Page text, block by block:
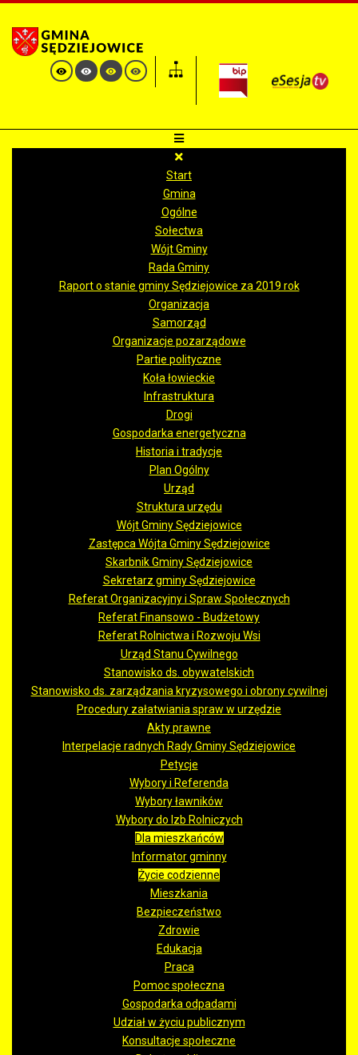
Start
Gmina
Ogólne
Sołectwa
Wójt Gminy
Rada Gminy
Raport o stanie gminy Sędziejowice za 2019 rok
Organizacja
Samorząd
Organizacje pozarządowe
Partie polityczne
Koła łowieckie
Infrastruktura
Drogi
Gospodarka energetyczna
Historia i tradycje
Plan Ogólny
Urząd
Struktura urzędu
Wójt Gminy Sędziejowice
Zastępca Wójta Gminy Sędziejowice
Skarbnik Gminy Sędziejowice
Sekretarz gminy Sędziejowice
Referat Organizacyjny i Spraw Społecznych
Referat Finansowo - Budżetowy
Referat Rolnictwa i Rozwoju Wsi
Urząd Stanu Cywilnego
Stanowisko ds. obywatelskich
Stanowisko ds. zarządzania kryzysowego i obrony cywilnej
Procedury załatwiania spraw w urzędzie
Akty prawne
Interpelacje radnych Rady Gminy Sędziejowice
Petycje
Wybory i Referenda
Wybory ławników
Wybory do Izb Rolniczych
Dla mieszkańców
Informator gminny
Życie codzienne
Mieszkania
Bezpieczeństwo
Zdrowie
Edukacja
Praca
Pomoc społeczna
Gospodarka odpadami
Udział w życiu publicznym
Konsultacje społeczne